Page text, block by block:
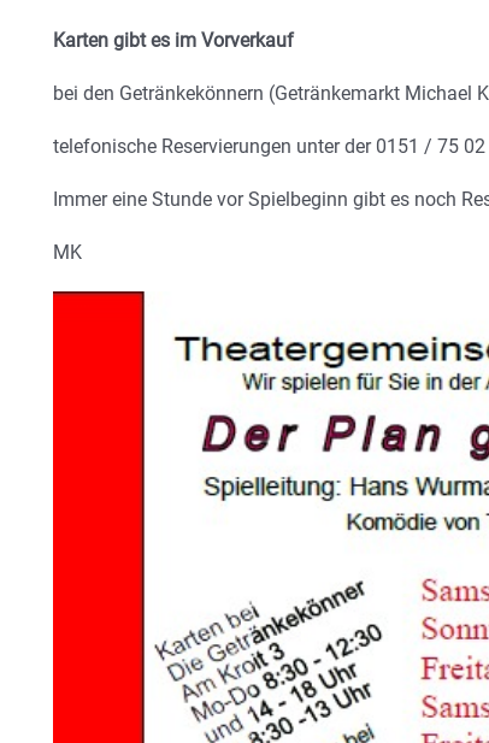
Karten gibt es im Vorverkauf
bei den Getränkekönnern (Getränkemarkt Michael
telefonische Reservierungen unter der 0151 / 75 02
Immer eine Stunde vor Spielbeginn gibt es noch
MK